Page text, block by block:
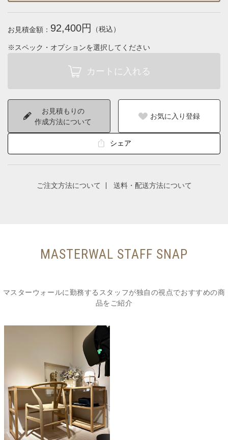
お見積金額： 92,400円 （税込）
※スペック・オプションを選択してください
お見積もりの
作成方法について
お気に入り登録
シェア
ご注文方法について 送料・配送方法について
MASTERWAL STAFF SNAP
マスターウォールに勤務するスタッフが独自の視点でおすすめの商
品をご紹介